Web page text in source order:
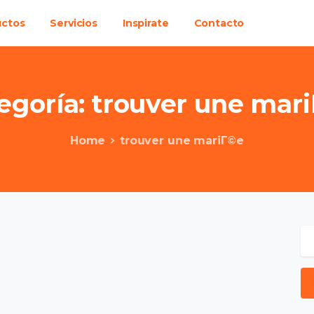
Servicios Inspirate Contacto
trouver une
Home trouver une mariГ©e